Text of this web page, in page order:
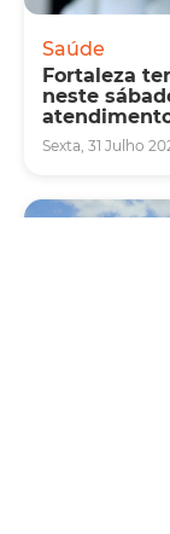
Saúde
Fortaleza
neste
Sexta, 31 Julho